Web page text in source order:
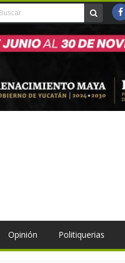
Opinión Politiquerias